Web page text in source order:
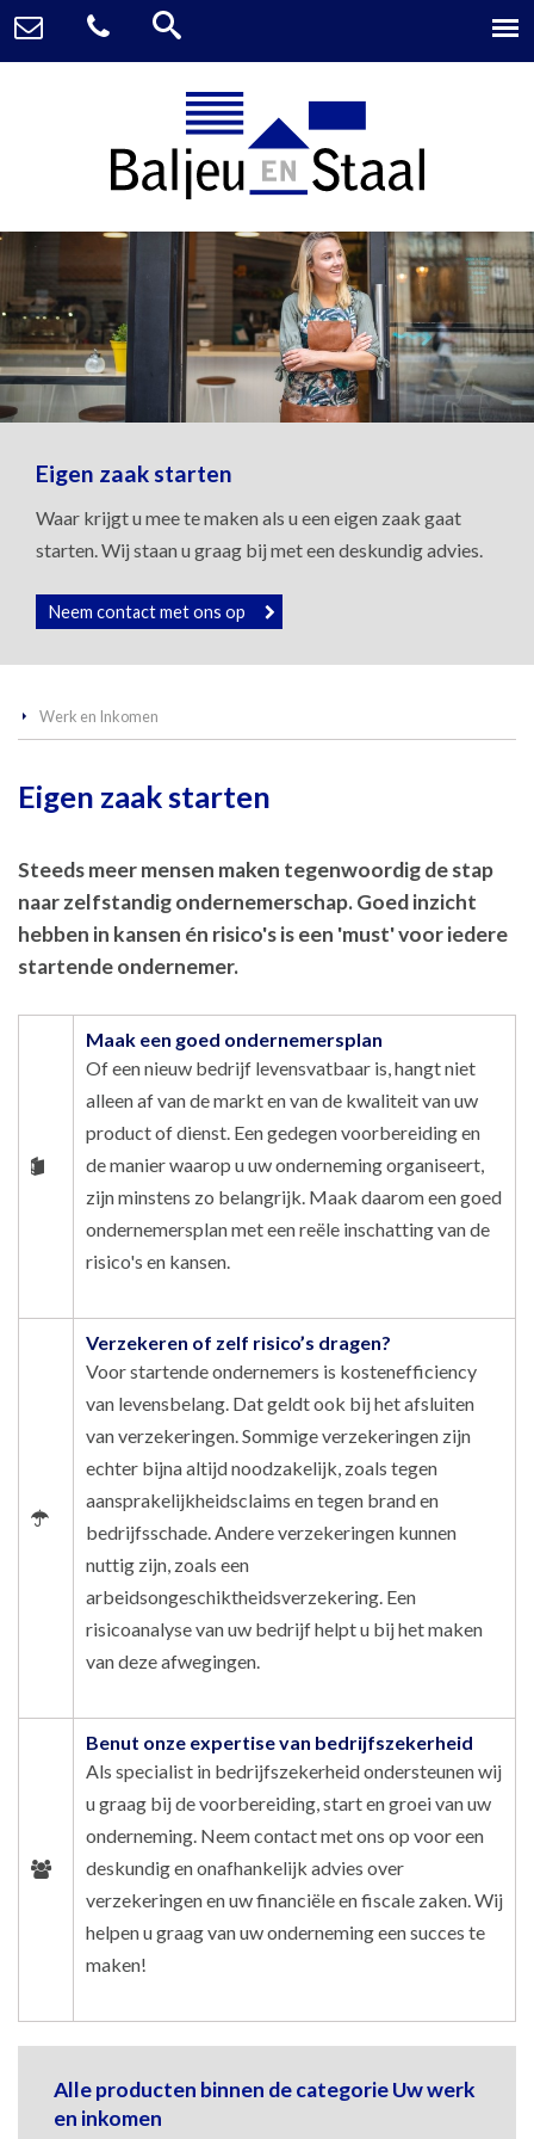
Eigen zaak starten
Waar krijgt u mee te maken als u een eigen zaak gaat
starten. Wij staan u graag bij met een deskundig advies.
Neem contact met ons op
Werk en Inkomen
Eigen zaak starten
Steeds meer mensen maken tegenwoordig de stap
naar zelfstandig ondernemerschap. Goed inzicht
hebben in kansen én risico's is een 'must' voor iedere
startende ondernemer.
Maak een goed ondernemersplan
Of een nieuw bedrijf levensvatbaar is, hangt niet
alleen af van de markt en van de kwaliteit van uw
product of dienst. Een gedegen voorbereiding en
de manier waarop u uw onderneming organiseert,
zijn minstens zo belangrijk. Maak daarom een goed
ondernemersplan met een reële inschatting van de
risico's en kansen.
Verzekeren of zelf risico’s dragen?
Voor startende ondernemers is kostenefficiency
van levensbelang. Dat geldt ook bij het afsluiten
van verzekeringen. Sommige verzekeringen zijn
echter bijna altijd noodzakelijk, zoals tegen
aansprakelijkheidsclaims en tegen brand en
bedrijfsschade. Andere verzekeringen kunnen
nuttig zijn, zoals een
arbeidsongeschiktheidsverzekering. Een
risicoanalyse van uw bedrijf helpt u bij het maken
van deze afwegingen.
Benut onze expertise van bedrijfszekerheid
Als specialist in bedrijfszekerheid ondersteunen wij
u graag bij de voorbereiding, start en groei van uw
onderneming. Neem contact met ons op voor een
deskundig en onafhankelijk advies over
verzekeringen en uw financiële en fiscale zaken. Wij
helpen u graag van uw onderneming een succes te
maken!
Alle producten binnen de categorie Uw werk
en inkomen